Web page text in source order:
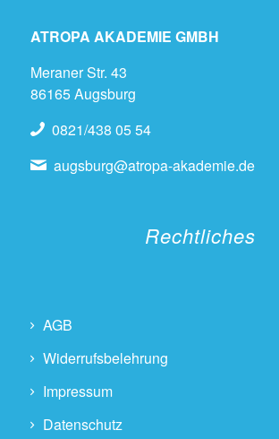
ATROPA AKADEMIE GMBH
Meraner Str. 43
86165 Augsburg
0821/438 05 54
augsburg@atropa-akademie.de
Rechtliches
AGB
Widerrufsbelehrung
Impressum
Datenschutz